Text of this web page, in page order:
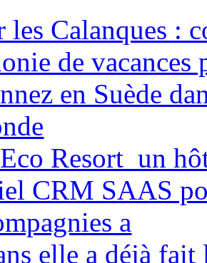
les Calanques :
de vacances
en Suède
Resort un
CRM SAAS
a
elle a déjà